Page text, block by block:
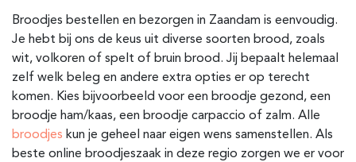
Broodjes bestellen en bezorgen in Zaandam is eenvoudig.
Je hebt bij ons de keus uit diverse soorten brood, zoals
wit, volkoren of spelt of bruin brood. Jij bepaalt helemaal
zelf welk beleg en andere extra opties er op terecht
komen. Kies bijvoorbeeld voor een broodje gezond, een
broodje ham/kaas, een broodje carpaccio of zalm. Alle
broodjes kun je geheel naar eigen wens samenstellen. Als
beste online broodjeszaak in deze regio zorgen we er voor